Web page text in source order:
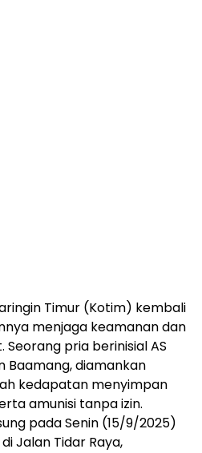
Timur (Kotim) kembali
menjaga keamanan dan
pria berinisial AS
Baamang, diamankan
kedapatan menyimpan
amunisi tanpa izin.
pada Senin (15/9/2025)
Jalan Tidar Raya,